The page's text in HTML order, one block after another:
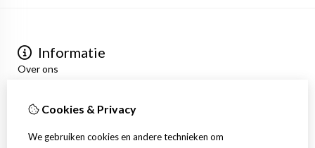
Informatie
Over ons
Algemene voorwaarden
Mijn account
Inloggen
Cookies & Privacy
We gebruiken cookies en andere technieken om